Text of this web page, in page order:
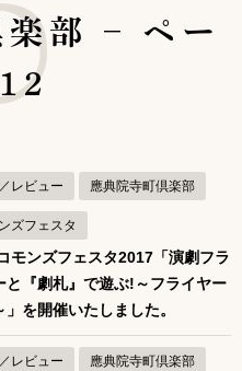
部 – ペー
レビュー 應典院寺町倶楽部
ズフェスタ
モンズフェスタ2017「演劇フラ
と『劇札』で遊ぶ!～フライヤー
」を開催いたしました。
レビュー 應典院寺町倶楽部